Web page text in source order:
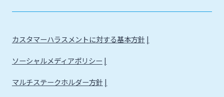
カスタマーハラスメントに対する基本方針
ソーシャルメディアポリシー
マルチステークホルダー方針